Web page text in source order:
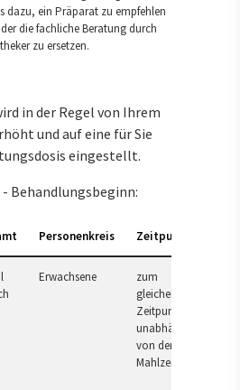
dazu, ein Präparat zu empfehlen
die fachliche Beratung durch
zu ersetzen.
in der Regel von Ihrem
und auf eine für Sie
eingestellt.
Behandlungsbeginn:
Personenkreis Zeitpunkt
Erwachsene
zum
gleichen
Zeitpunkt,
unabhängig
von der
Mahlzeit